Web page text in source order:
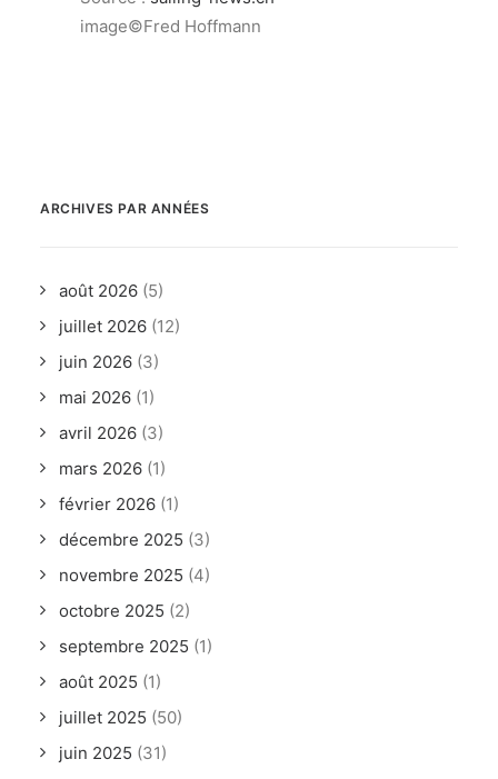
image©Fred Hoffmann
ARCHIVES PAR ANNÉES
août 2026 (5)
juillet 2026 (12)
juin 2026 (3)
mai 2026 (1)
avril 2026 (3)
mars 2026 (1)
février 2026 (1)
décembre 2025 (3)
novembre 2025 (4)
octobre 2025 (2)
septembre 2025 (1)
août 2025 (1)
juillet 2025 (50)
juin 2025 (31)